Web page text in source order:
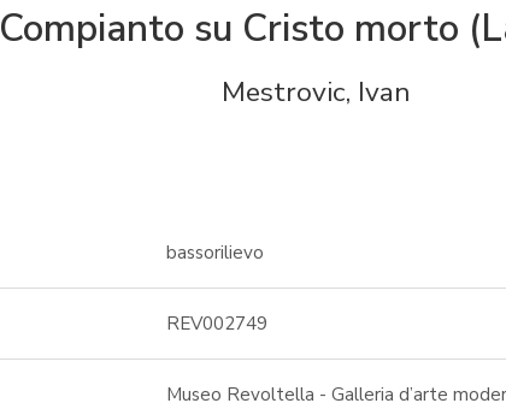
Compianto su Cristo morto
Mestrovic, Ivan
bassorilievo
REV002749
Museo Revoltella - Galleria d’arte